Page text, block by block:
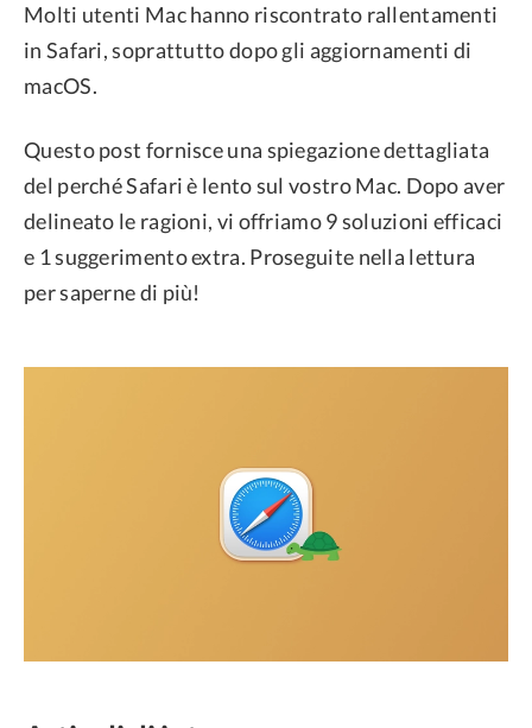
Molti utenti Mac hanno riscontrato rallentamenti
in Safari, soprattutto dopo gli aggiornamenti di
macOS.
Questo post fornisce una spiegazione dettagliata
del perché Safari è lento sul vostro Mac. Dopo aver
delineato le ragioni, vi offriamo 9 soluzioni efficaci
e 1 suggerimento extra. Proseguite nella lettura
per saperne di più!